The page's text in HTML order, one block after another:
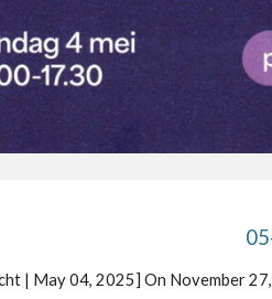
| May 04, 2025] On November